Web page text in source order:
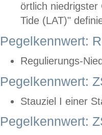
örtlich
Tide (LAT)"
Pegelkennwert:
Regulierungs-
Pegelkennwert:
Stauziel I einer
Pegelkennwert: